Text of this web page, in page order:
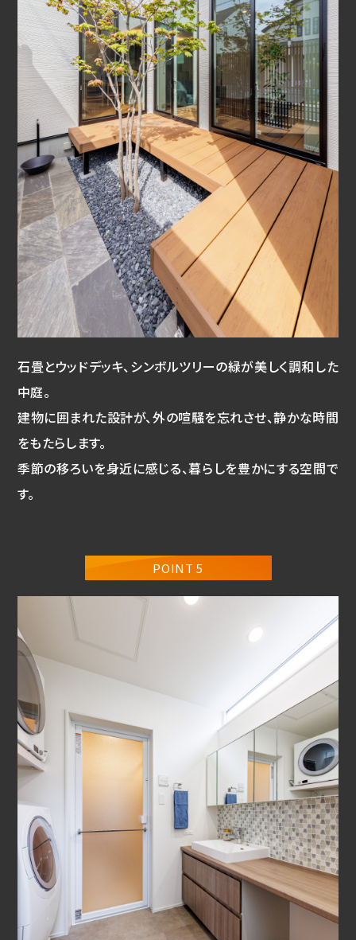
石畳とウッドデッキ、シンボルツリーの緑が美しく調和した
中庭。
建物に囲まれた設計が、外の喧騒を忘れさせ、静かな時間
をもたらします。
季節の移ろいを身近に感じる、暮らしを豊かにする空間で
す。
POINT 5